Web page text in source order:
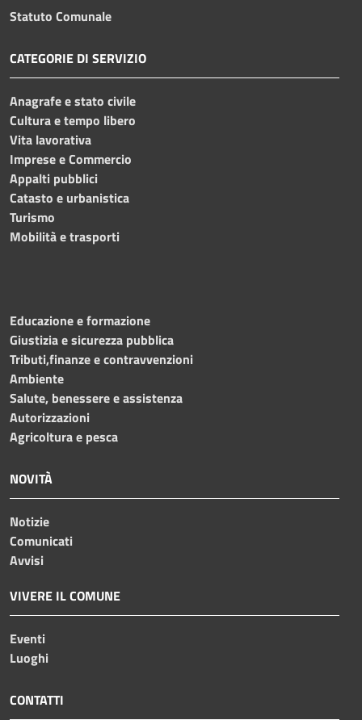
Statuto Comunale
CATEGORIE DI SERVIZIO
Anagrafe e stato civile
Cultura e tempo libero
Vita lavorativa
Imprese e Commercio
Appalti pubblici
Catasto e urbanistica
Turismo
Mobilità e trasporti
Educazione e formazione
Giustizia e sicurezza pubblica
Tributi,finanze e contravvenzioni
Ambiente
Salute, benessere e assistenza
Autorizzazioni
Agricoltura e pesca
NOVITÀ
Notizie
Comunicati
Avvisi
VIVERE IL COMUNE
Eventi
Luoghi
CONTATTI